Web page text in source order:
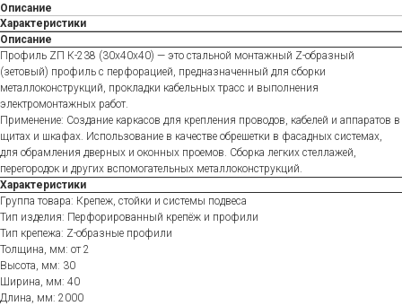
Описание
Характеристики
Описание
Профиль ZП К-238 (30х40х40) — это стальной монтажный Z-образный
(зетовый) профиль с перфорацией, предназначенный для сборки
металлоконструкций, прокладки кабельных трасс и выполнения
электромонтажных работ.
Применение: Создание каркасов для крепления проводов, кабелей и аппаратов в
щитах и шкафах. Использование в качестве обрешетки в фасадных системах,
для обрамления дверных и оконных проемов. Сборка легких стеллажей,
перегородок и других вспомогательных металлоконструкций.
Характеристики
Группа товара: Крепеж, стойки и системы подвеса
Тип изделия: Перфорированный крепёж и профили
Тип крепежа: Z-образные профили
Толщина, мм: от 2
Высота, мм: 30
Ширина, мм: 40
Длина, мм: 2000